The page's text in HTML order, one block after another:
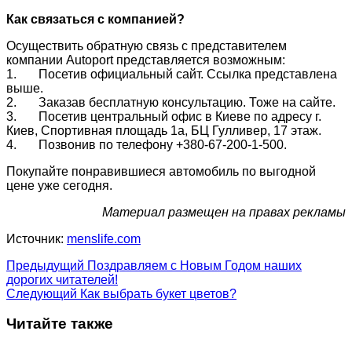
Как связаться с компанией?
Осуществить обратную связь с представителем
компании Autoport представляется возможным:
1. Посетив официальный сайт. Ссылка представлена
выше.
2. Заказав бесплатную консультацию. Тоже на сайте.
3. Посетив центральный офис в Киеве по адресу г.
Киев, Спортивная площадь 1а, БЦ Гулливер, 17 этаж.
4. Позвонив по телефону +380-67-200-1-500.
Покупайте понравившиеся автомобиль по выгодной
цене уже сегодня.
Материал размещен на правах рекламы
Источник: menslife.com
Предыдущий Поздравляем с Новым Годом наших
дорогих читателей!
Следующий Как выбрать букет цветов?
Читайте также